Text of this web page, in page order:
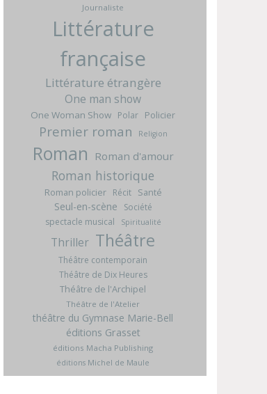
Journaliste
Littérature
française
Littérature étrangère
One man show
One Woman Show Polar Policier
Premier roman Religion
Roman Roman d'amour
Roman historique
Roman policier Récit Santé
Seul-en-scène
Société
spectacle musical
Spiritualité
Thriller Théâtre
Théâtre contemporain
Théâtre de Dix Heures
Théâtre de l'Archipel
Théâtre de l'Atelier
théâtre du Gymnase Marie-Bell
éditions Grasset
éditions Macha Publishing
éditions Michel de Maule